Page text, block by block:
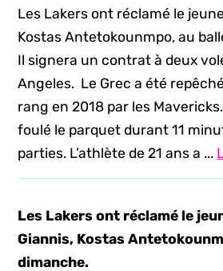
Les Lakers ont réclamé le
Kostas Antetokounmpo, au
Il signera un contrat à deux
Angeles. Le Grec a été
rang en 2018 par les
foulé le parquet durant 11
parties. L’athlète de 21 ans a ...
Les Lakers ont réclamé le
Giannis, Kostas
dimanche.